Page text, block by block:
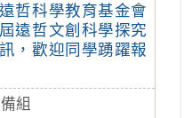
哲科學教育基金會
遠哲文創科學探究
，歡迎同學踴躍報
組